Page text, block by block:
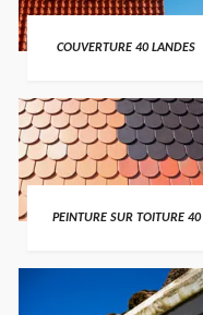
COUVERTURE 40 LANDES
PEINTURE SUR TOITURE 40